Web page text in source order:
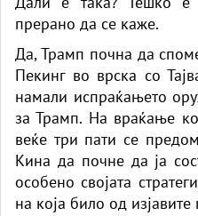
прерано да се каже.
Да, Трамп почна да
Пекинг во врска со
намали испраќањето
за Трамп. На враќање
веќе три пати се
Кина да почне да ја
особено својата
на која било од